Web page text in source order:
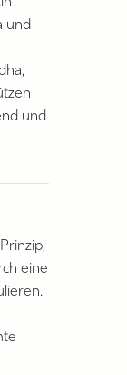
und
und
eine